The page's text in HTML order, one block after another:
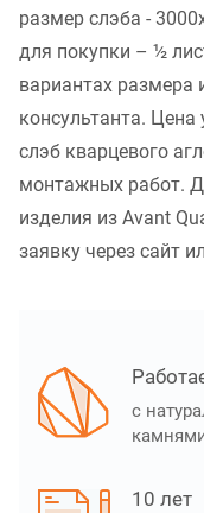
размер слэба -
для покупки – ½
вариантах
консультанта.
слэб кварцевого
монтажных работ.
изделия из Avant
заявку через сайт
с
10 лет